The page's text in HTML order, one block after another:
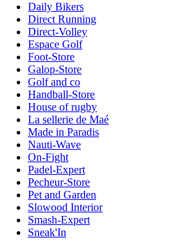
Daily Bikers
Direct Running
Direct-Volley
Espace Golf
Foot-Store
Galop-Store
Golf and co
Handball-Store
House of rugby
La sellerie de Maé
Made in Paradis
Nauti-Wave
On-Fight
Padel-Expert
Pecheur-Store
Pet and Garden
Slowood Interior
Smash-Expert
Sneak'In